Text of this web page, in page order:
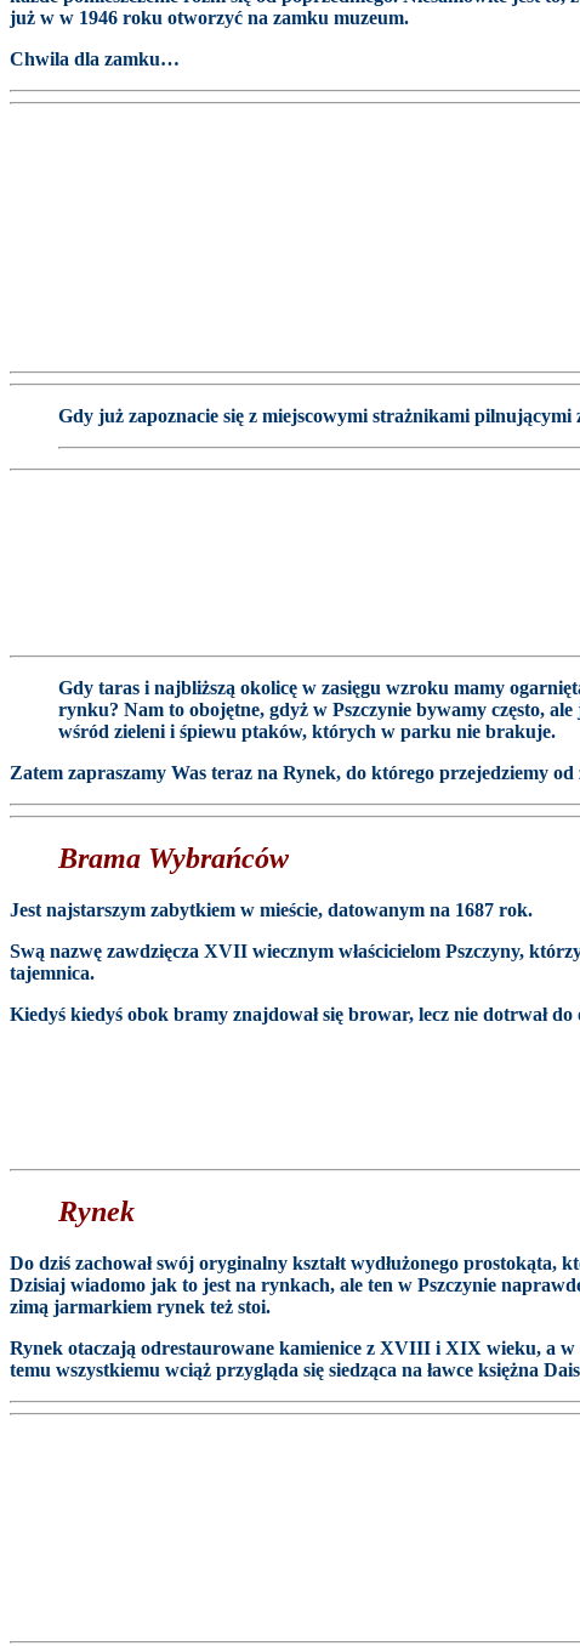
już w w 1946 roku otworzyć na zamku muzeum.
Chwila dla zamku…
Gdy już zapoznacie się z miejscowymi strażnikami pilnującymi
Gdy taras i najbliższą okolicę w zasięgu wzroku mamy
rynku? Nam to obojętne, gdyż w Pszczynie bywamy często,
wśród zieleni i śpiewu ptaków, których w parku nie brakuje.
Zatem zapraszamy Was teraz na Rynek, do którego przejedziemy
Brama Wybrańców
Jest najstarszym zabytkiem w mieście, datowanym na 1687 rok.
Swą nazwę zawdzięcza XVII wiecznym właścicielom Pszczyny,
tajemnica.
Kiedyś kiedyś obok bramy znajdował się browar, lecz nie dotrwał do
Rynek
Do dziś zachował swój oryginalny kształt wydłużonego
Dzisiaj wiadomo jak to jest na rynkach, ale ten w Pszczynie
zimą jarmarkiem rynek też stoi.
Rynek otaczają odrestaurowane kamienice z XVIII i XIX wieku, a w
temu wszystkiemu wciąż przygląda się siedząca na ławce księżna